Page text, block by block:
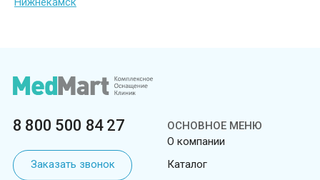
8 800 500 84 27
Заказать звонок
ОСНОВНОЕ МЕНЮ
О компании
Каталог